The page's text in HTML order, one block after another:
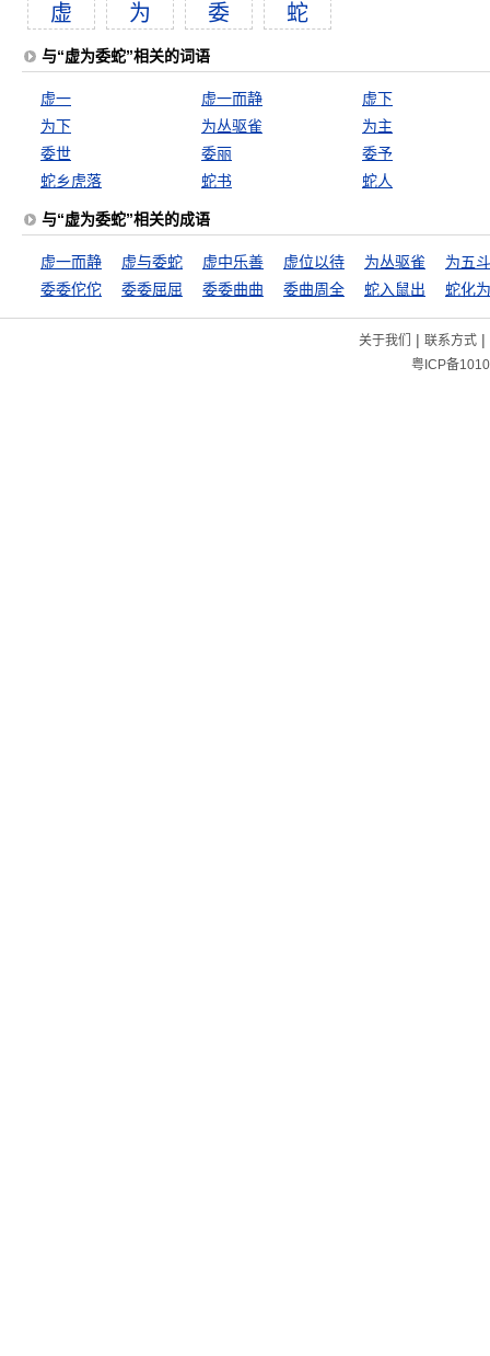
虚 为 委 蛇
与“虚为委蛇”相关的词语
虚一 虚一而静
虚下
为下
为丛驱雀
为主
委世
委丽
委予
蛇乡虎落
蛇书 蛇人
与“虚为委蛇”相关的成语
虚一而静 虚与委蛇 虚中乐善 虚位以待
为丛驱雀
委委佗佗
委委屈屈 委委曲曲 委曲周全 蛇入鼠出
关于我们 | 联系方式|
粤ICP备